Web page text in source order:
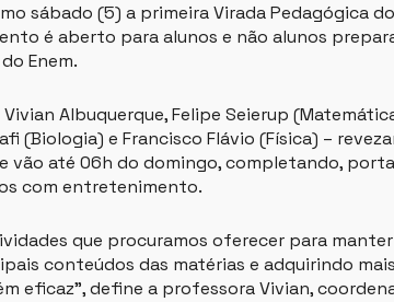
sábado (5) a primeira Virada Pedagógica
é aberto para alunos e não alunos
Enem.
Albuquerque, Felipe Seierup
(Biologia) e Francisco Flávio (Física) –
vão até 06h do domingo, completando,
com entretenimento.
que procuramos oferecer para
conteúdos das matérias e adquirindo
eficaz”, define a professora Vivian,